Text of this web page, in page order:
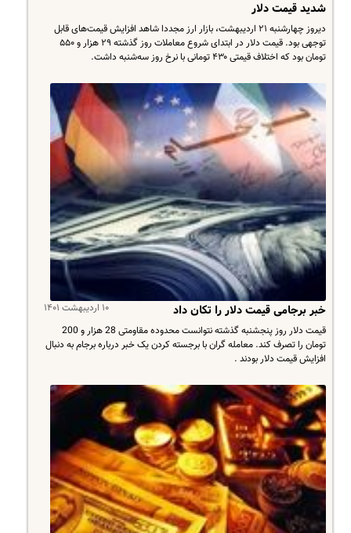
شدید قیمت دلار
دیروز چهارشنبه ۲۱ اردیبهشت، بازار ارز مجددا شاهد افزایش قیمت‌های قابل
توجهی بود. قیمت دلار در ابتدای شروع معاملات روز گذشته ۲۹ هزار و ۵۵۰
تومان بود که اختلاف قیمتی ۴۳۰ تومانی با نرخ روز سه‌شنبه داشت.
۱۰ اردیبهشت ۱۴۰۱ خبر برجامی قیمت دلار را تکان داد
قیمت دلار روز پنجشنبه گذشته نتوانست محدوده مقاومتی 28 هزار و 200
تومان را تصرف کند. معامله گران با برجسته کردن یک خبر درباره برجام به دنبال
افزایش قیمت دلار بودند .